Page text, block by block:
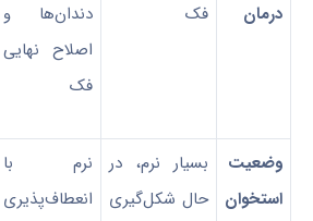
درمان
فک
دندان‌ها و
اصلاح نهایی
فک
وضعیت
استخوان
بسیار نرم، در
حال شکل‌گیری
نرم با
انعطاف‌پذیری